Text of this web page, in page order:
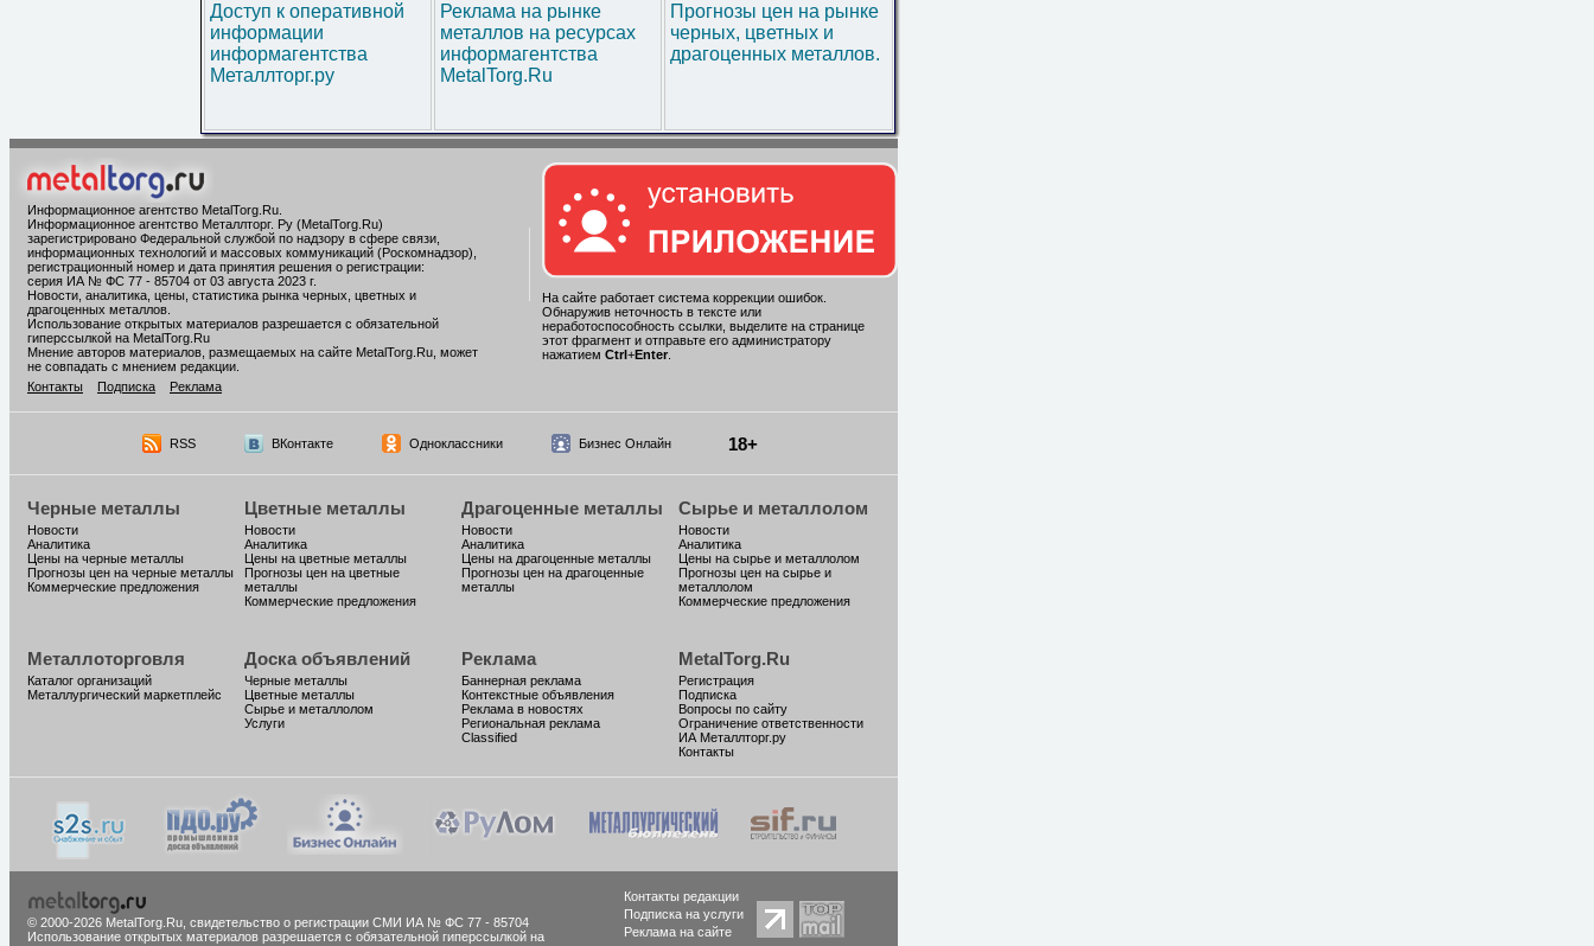
Доступ к оперативной
информации
информагентства
Металлторг.ру
Реклама на рынке
металлов на ресурсах
информагентства
MetalTorg.Ru
Прогнозы цен на рынке
черных, цветных и
драгоценных металлов.
Информационное агентство MetalTorg.Ru
Информационное агентство Металлторг. Ру (MetalTorg.Ru)
зарегистрировано Федеральной службой по надзору в сфере связи,
информационных технологий и массовых коммуникаций (Роскомнадзор),
регистрационный номер и дата принятия решения о регистрации:
серия ИА № ФС 77 - 85704 от 03 августа 2023 г.
Новости, аналитика, цены, статистика рынка черных, цветных и
драгоценных металлов.
Использование открытых материалов разрешается с обязательной
гиперссылкой на MetalTorg.Ru
Мнение авторов материалов, размещаемых на сайте MetalTorg.Ru, может
не совпадать с мнением редакции.
Контакты
Подписка Реклама
На сайте работает система коррекции ошибок.
Обнаружив неточность в тексте или
неработоспособность ссылки, выделите на странице
этот фрагмент и отправьте его администратору
нажатием Ctrl +Enter.
RSS ВКонтакте Одноклассники Бизнес Онлайн 18+
Черные металлы
Новости
Аналитика
Цены на черные металлы
Прогнозы цен на черные металлы
Коммерческие предложения
Цветные металлы
Новости
Аналитика
Цены на цветные металлы
Прогнозы цен на цветные
металлы
Коммерческие предложения
Драгоценные металлы
Новости
Аналитика
Цены на драгоценные металлы
Прогнозы цен на драгоценные
металлы
Сырье и металлолом
Новости
Аналитика
Цены на сырье и металлолом
Прогнозы цен на сырье и
металлолом
Коммерческие предложения
Металлоторговля
Каталог организаций
Металлургический маркетплейс
Доска объявлений
Черные металлы
Цветные металлы
Сырье и металлолом
Услуги
Реклама
Баннерная реклама
Контекстные объявления
Реклама в новостях
Региональная реклама
Classified
MetalTorg.Ru
Регистрация
Подписка
Вопросы по сайту
Ограничение ответственности
ИА Металлторг.ру
Контакты
© 2000-2026 MetalTorg.Ru, cвидетельство о регистрации СМИ ИА № ФС 77 - 85704
Использование открытых материалов разрешается с обязательной гиперссылкой на
Контакты редакции
Подписка на услуги
Реклама на сайте